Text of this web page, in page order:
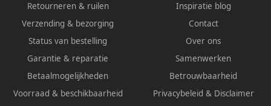
Retourneren & ruilen
Verzending & bezorging
Status van bestelling
Garantie & reparatie
Betaalmogelijkheden
Voorraad & beschikbaarheid
Inspiratie blog
Contact
Over ons
Samenwerken
Betrouwbaarheid
Privacybeleid & Disclaimer